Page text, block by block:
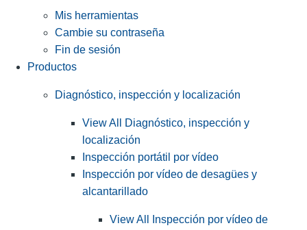
Mis herramientas
Cambie su contraseña
Fin de sesión
Productos
Diagnóstico, inspección y localización
View All Diagnóstico, inspección y
localización
Inspección portátil por vídeo
Inspección por vídeo de desagües y
alcantarillado
View All Inspección por vídeo de